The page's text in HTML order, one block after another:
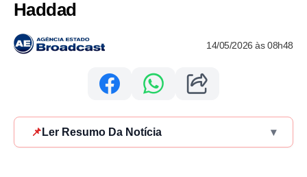
Haddad
14/05/2026 às 08h48
📌 Ler Resumo Da Notícia ▾